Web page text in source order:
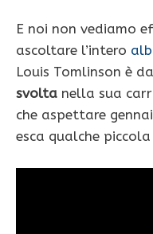
E noi non vediamo
ascoltare l’intero
Louis Tomlinson è
svolta nella sua
che aspettare
esca qualche